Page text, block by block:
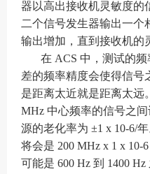
器以高出接收机灵敏度的
二个信号发生器输出一个
输出增加，直到接收机的
在 ACS 中，测试的
差的频率精度会使得信号
是距离太近就是距离太远
MHz 中心频率的信号之
源的老化率为 ±1 x 10-6/
将会是 200 MHz x 1 x 10-
可能是 600 Hz 到 1400